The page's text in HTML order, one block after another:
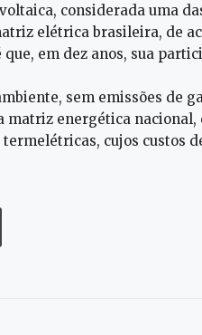
considerada uma
elétrica brasileira, de
em dez anos, sua
sem emissões de
energética
cujos custos